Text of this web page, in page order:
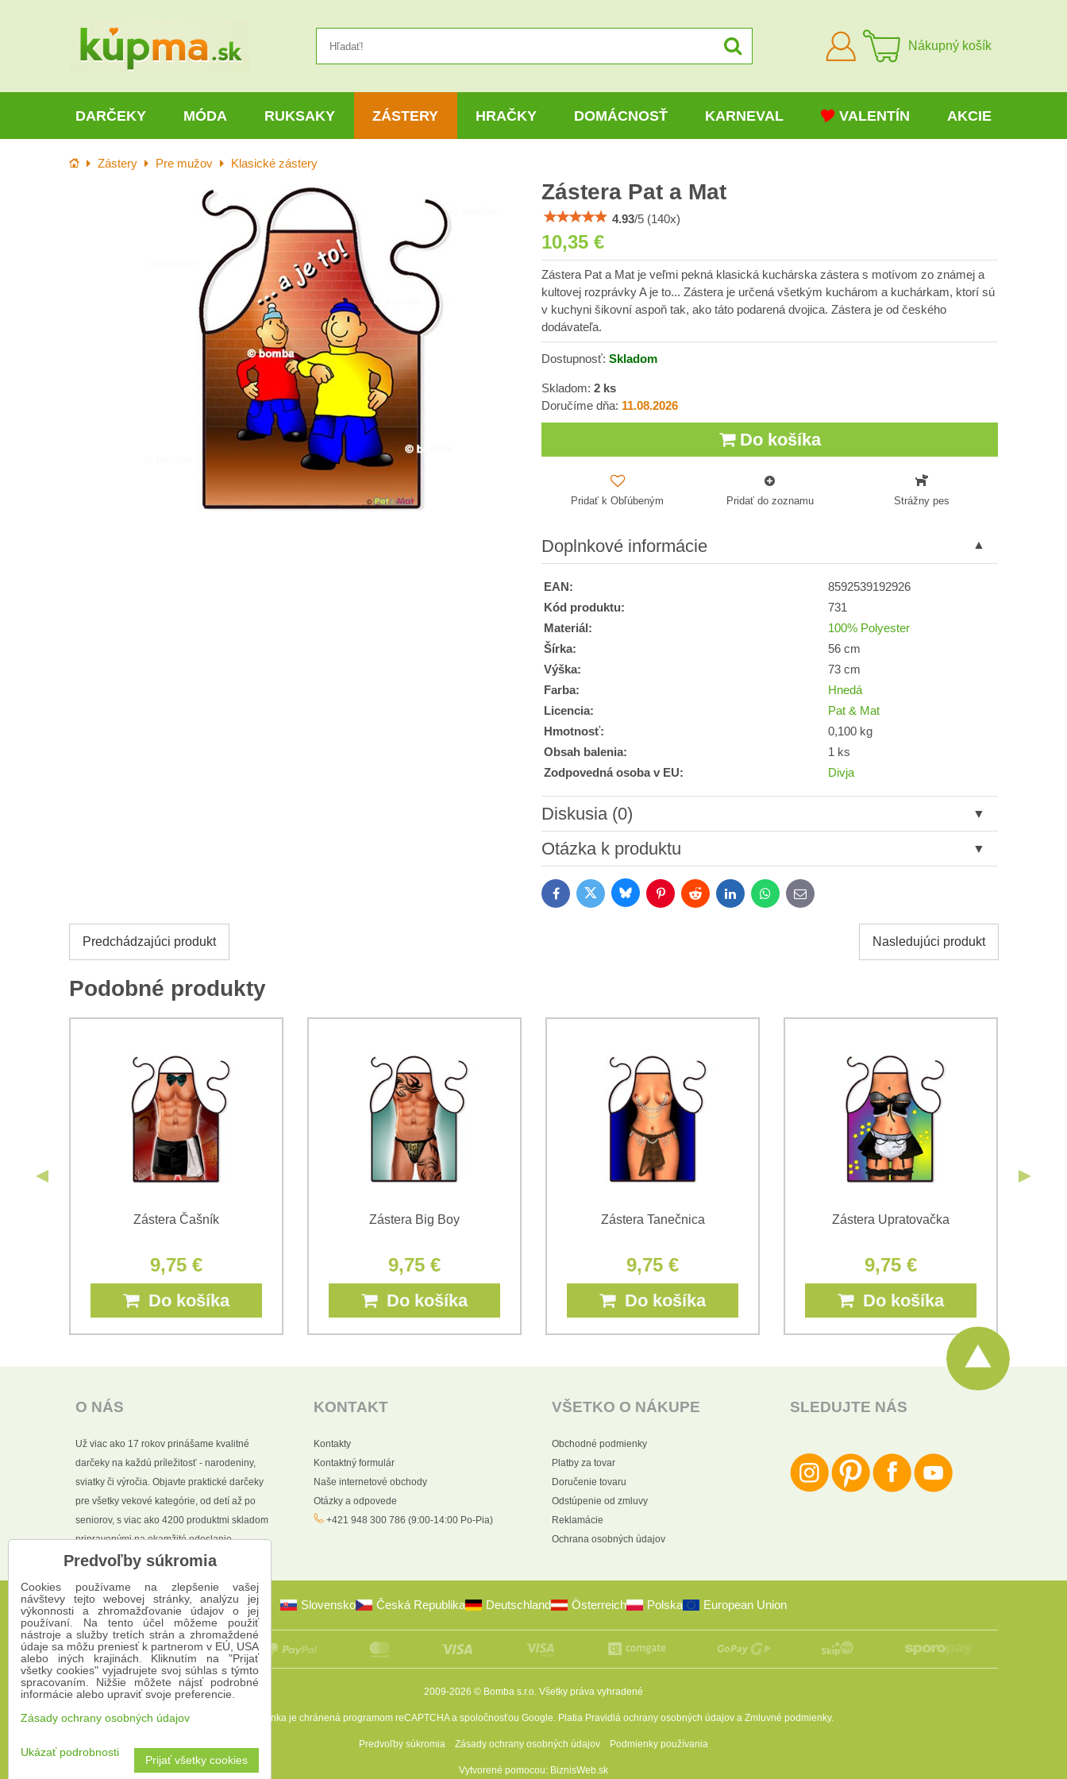
Prihlásiť
sa
Nákupný košík
DARČEKY MÓDA RUKSAKY ZÁSTERY HRAČKY DOMÁCNOSŤ KARNEVAL VALENTÍN AKCIE
Úvod Zástery Pre mužov Klasické zástery
Zástera Pat a Mat
4.93/5 (140x)
10,35 €
Zástera Pat a Mat je veľmi pekná klasická kuchárska zástera s motívom zo známej a
kultovej rozprávky A je to... Zástera je určená všetkým kuchárom a kuchárkam, ktorí sú
v kuchyni šikovní aspoň tak, ako táto podarená dvojica. Zástera je od českého
dodávateľa.
Dostupnosť: Skladom
Skladom: 2 ks
Doručíme dňa: 11.08.2026
Do košíka
Pridať k Obľúbeným Pridať do zoznamu Strážny pes
Doplnkové informácie
EAN:
8592539192926
Kód produktu:
731
Materiál:
100% Polyester
Šírka:
56 cm
Výška:
73 cm
Farba:
Hnedá
Licencia:
Pat & Mat
Hmotnosť:
0,100 kg
Obsah balenia:
1 ks
Zodpovedná osoba v EU:
Divja
Diskusia (0)
Nový komentár
Oboznámil som sa s podmienkamiOchrany osobných údajovspoločnosti Bomba s.r.o.
Otázka k produktu
FacebookTwitter BlueskyPinterestReddit LinkedInWhatsApp
E-
mail
Predchádzajúci produkt Nasledujúci produkt
Podobné produkty
Zástera Čašník
9,75 €
Do košíka
Zástera Big Boy
9,75 €
Do košíka
Zástera Tanečnica
9,75 €
Do košíka
Zástera Upratovačka
9,75 €
Do košíka
O NÁS
Už viac ako 17 rokov prinášame kvalitné
darčeky na každú príležitosť - narodeniny,
sviatky či výročia. Objavte praktické darčeky
pre všetky vekové kategórie, od detí až po
seniorov, s viac ako 4200 produktmi skladom
pripravenými na okamžité odoslanie.
KONTAKT
Kontakty
Kontaktný formulár
Naše internetové obchody
Otázky a odpovede
+421 948 300 786 (9:00-14:00 Po-Pia)
VŠETKO O NÁKUPE
Obchodné podmienky
Platby za tovar
Doručenie tovaru
Odstúpenie od zmluvy
Reklamácie
Ochrana osobných údajov
SLEDUJTE NÁS
Slovensko Česká Republika Deutschland Österreich Polska European Union
2009-2026 © Bomba s.r.o. Všetky práva vyhradené
Táto stránka je chránená programom reCAPTCHA a spoločnosťou Google. Platia Pravidlá ochrany osobných údajov a Zmluvné podmienky.
Predvoľby súkromia Zásady ochrany osobných údajov Podmienky používania
Vytvorené pomocou: BiznisWeb.sk
Predvoľby súkromia
Cookies používame na zlepšenie vašej
návštevy tejto webovej stránky, analýzu jej
výkonnosti a zhromažďovanie údajov o jej
používaní. Na tento účel môžeme použiť
nástroje a služby tretích strán a zhromaždené
údaje sa môžu preniesť k partnerom v EÚ, USA
alebo iných krajinách. Kliknutím na "Prijať
všetky cookies" vyjadrujete svoj súhlas s týmto
spracovaním. Nižšie môžete nájsť podrobné
informácie alebo upraviť svoje preferencie.
Zásady ochrany osobných údajov
Ukázať podrobnosti
Prijať všetky cookies